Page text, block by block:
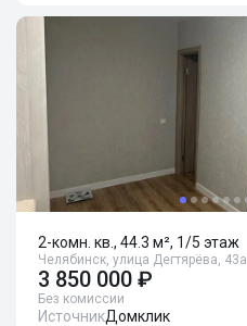
2-комн. кв., 44.3 м², 1/5 этаж
Челябинск, улица Дегтярёва, 43а
3 850 000 ₽
Без комиссии
ИсточникДомклик